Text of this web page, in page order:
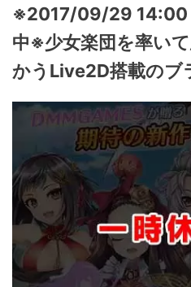
※2017/09/29 14:00
中※少女楽団を率い
かうLive2D搭載のブ